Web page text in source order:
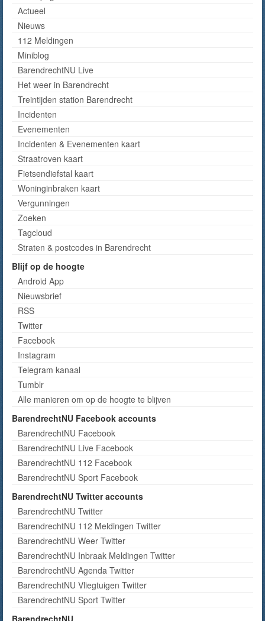
Actueel
Nieuws
112 Meldingen
Miniblog
BarendrechtNU Live
Het weer in Barendrecht
Treintijden station Barendrecht
Incidenten
Evenementen
Incidenten & Evenementen kaart
Straatroven kaart
Fietsendiefstal kaart
Woninginbraken kaart
Vergunningen
Zoeken
Tagcloud
Straten & postcodes in Barendrecht
Blijf op de hoogte
Android App
Nieuwsbrief
RSS
Twitter
Facebook
Instagram
Telegram kanaal
Tumblr
Alle manieren om op de hoogte te blijven
BarendrechtNU Facebook accounts
BarendrechtNU Facebook
BarendrechtNU Live Facebook
BarendrechtNU 112 Facebook
BarendrechtNU Sport Facebook
BarendrechtNU Twitter accounts
BarendrechtNU Twitter
BarendrechtNU 112 Meldingen Twitter
BarendrechtNU Weer Twitter
BarendrechtNU Inbraak Meldingen Twitter
BarendrechtNU Agenda Twitter
BarendrechtNU Vliegtuigen Twitter
BarendrechtNU Sport Twitter
BarendrechtNU